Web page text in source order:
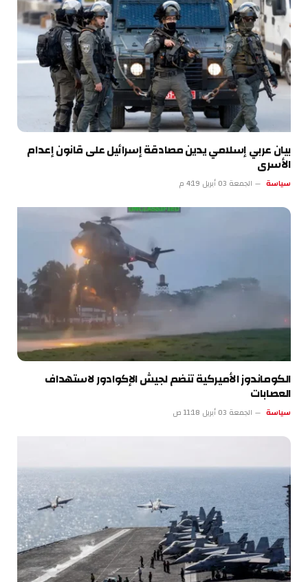
بيان عربي إسلامي يدين مصادقة إسرائيل على قانون إعدام
الأسرى
سياسة الجمعة 03 أبريل 4:19 م
الكوماندوز الأميركية تنضم لجيش الإكوادور لاستهداف
العصابات
سياسة الجمعة 03 أبريل 11:18 ص